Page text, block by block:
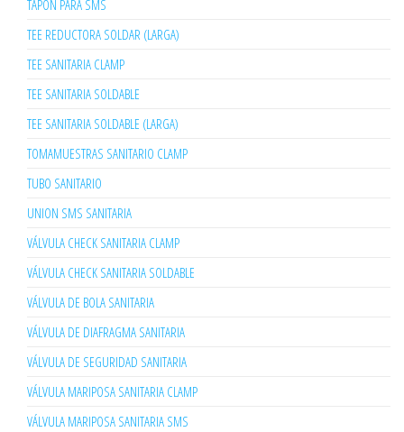
TAPÓN PARA SMS
TEE REDUCTORA SOLDAR (LARGA)
TEE SANITARIA CLAMP
TEE SANITARIA SOLDABLE
TEE SANITARIA SOLDABLE (LARGA)
TOMAMUESTRAS SANITARIO CLAMP
TUBO SANITARIO
UNION SMS SANITARIA
VÁLVULA CHECK SANITARIA CLAMP
VÁLVULA CHECK SANITARIA SOLDABLE
VÁLVULA DE BOLA SANITARIA
VÁLVULA DE DIAFRAGMA SANITARIA
VÁLVULA DE SEGURIDAD SANITARIA
VÁLVULA MARIPOSA SANITARIA CLAMP
VÁLVULA MARIPOSA SANITARIA SMS